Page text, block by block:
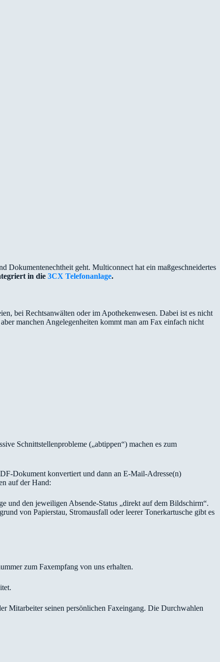
Dokumentenechtheit geht. Multiconnect hat ein maßgeschneidertes
in die 3CX Telefonanlage.
bei Rechtsanwälten oder im Apothekenwesen. Dabei ist es nicht
manchen Angelegenheiten kommt man am Fax einfach nicht
Schnittstellenprobleme („abtippen“) machen es zum
Dokument konvertiert und dann an E-Mail-Adresse(n)
auf der Hand:
und den jeweiligen Absende-Status „direkt auf dem Bildschirm“.
von Papierstau, Stromausfall oder leerer Tonerkartusche gibt es
zum Faxempfang von uns erhalten.
Mitarbeiter seinen persönlichen Faxeingang. Die Durchwahlen